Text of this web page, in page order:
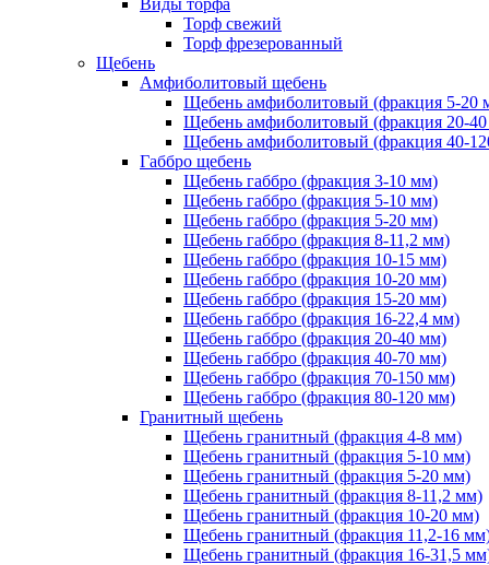
Виды торфа
Торф свежий
Торф фрезерованный
Щебень
Амфиболитовый щебень
Щебень амфиболитовый (фракция 5-20
Щебень амфиболитовый (фракция 20-
Щебень амфиболитовый (фракция 40-
Габбро щебень
Щебень габбро (фракция 3-10 мм)
Щебень габбро (фракция 5-10 мм)
Щебень габбро (фракция 5-20 мм)
Щебень габбро (фракция 8-11,2 мм)
Щебень габбро (фракция 10-15 мм)
Щебень габбро (фракция 10-20 мм)
Щебень габбро (фракция 15-20 мм)
Щебень габбро (фракция 16-22,4 мм)
Щебень габбро (фракция 20-40 мм)
Щебень габбро (фракция 40-70 мм)
Щебень габбро (фракция 70-150 мм)
Щебень габбро (фракция 80-120 мм)
Гранитный щебень
Щебень гранитный (фракция 4-8 мм)
Щебень гранитный (фракция 5-10 мм)
Щебень гранитный (фракция 5-20 мм)
Щебень гранитный (фракция 8-11,2 мм)
Щебень гранитный (фракция 10-20 мм)
Щебень гранитный (фракция 11,2-16
Щебень гранитный (фракция 16-31,5